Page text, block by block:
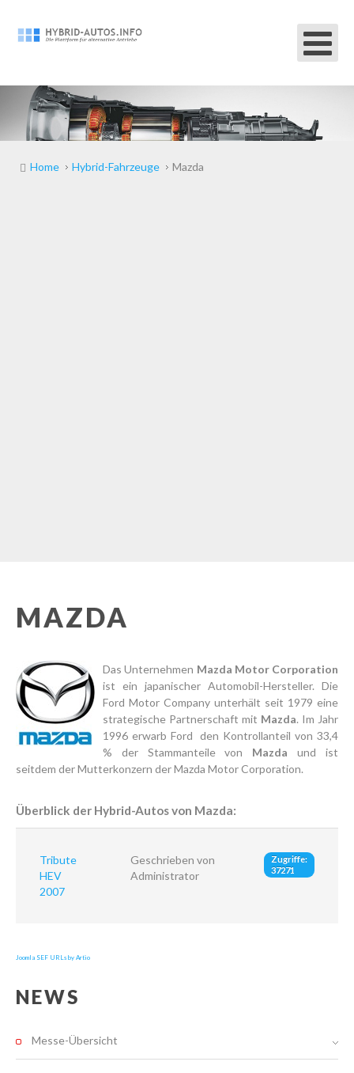
Home Hybrid-Fahrzeuge Mazda
MAZDA
Das Unternehmen Mazda Motor Corporation
ist ein japanischer Automobil-Hersteller. Die
Ford Motor Company unterhält seit 1979 eine
strategische Partnerschaft mit Mazda. Im Jahr
1996 erwarb Ford den Kontrollanteil von 33,4
% der Stammanteile von Mazda und ist
seitdem der Mutterkonzern der Mazda Motor Corporation.
Überblick der Hybrid-Autos von Mazda:
Tribute
HEV
2007
Geschrieben von
Administrator
Zugriffe:
37271
Joomla SEF URLs by Artio
NEWS
Messe-Übersicht